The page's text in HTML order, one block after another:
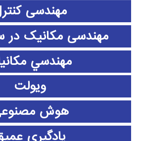
مهندسی
مهندسی مکانیک در
مهندسي
ویولت
هوش
یادگیری